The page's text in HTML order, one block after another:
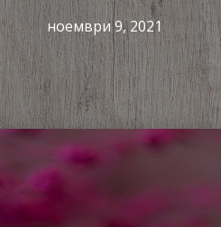
ноември 9, 2021